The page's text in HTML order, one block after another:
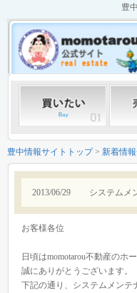
豊
豊中情報サイトトップ> 新着情
2013/06/29 システムメ
お客様各位
日頃はmomotarou不動産のホ
誠にありがとうございます。
下記の通り、システムメンテ